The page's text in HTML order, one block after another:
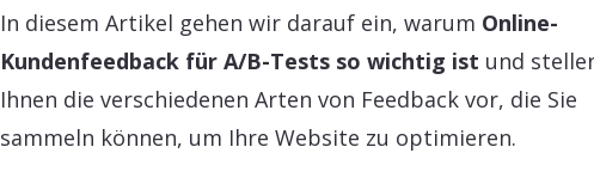
In diesem Artikel gehen wir darauf ein, warum Online-
Kundenfeedback für A/B-Tests so wichtig ist und
Ihnen die verschiedenen Arten von Feedback vor, die Sie
sammeln können, um Ihre Website zu optimieren.